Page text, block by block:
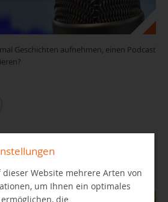
Geschichten aufnehmen, einen Podcast
eigener Film
Website mehrere Arten von
um Ihnen ein optimales
die